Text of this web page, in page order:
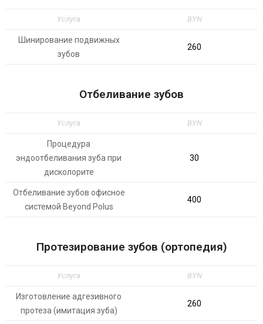
Услуга BYN
Шинирование подвижных
зубов
260
Отбеливание зубов
Услуга BYN
Процедура
эндоотбеливания зуба при
дисколорите
30
Отбеливание зубов офисное
системой Beyond Polus
400
Протезирование зубов (ортопедия)
Услуга BYN
Изготовление адгезивного
протеза (имитация зуба)
260